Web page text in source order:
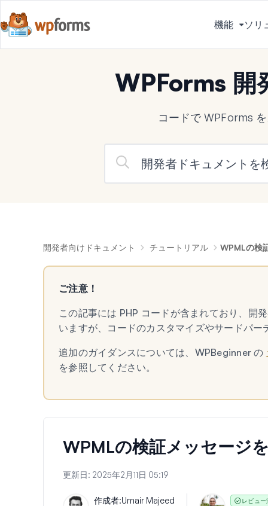
機能
メ
ニ
ー
を
り
え
る
ソリ
WPForms 開
コードで WPForms
開発者向けドキュメント チュートリアル WPMLの検
ご注意！
この記事には PHP コードが含まれており、開
いますが、コードのカスタマイズやサードパ
追加のガイダンスについては、WPBeginner の
を参照してください。
WPMLの検証メッセージ
更新日: 2025年2月11日 05:19
作成者:Umair Majeed
レビュー